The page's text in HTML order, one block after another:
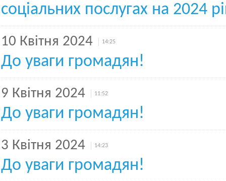
соціальних послугах на 2024
10 Квітня 2024 14:25
До уваги громадян!
9 Квітня 2024 11:52
До уваги громадян!
3 Квітня 2024 14:23
До уваги громадян!